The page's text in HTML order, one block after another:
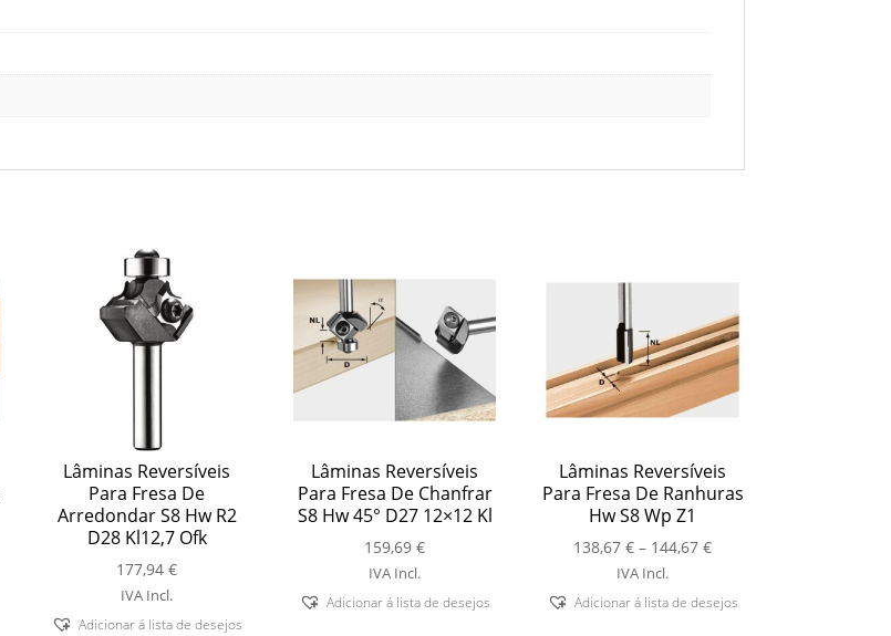
Lâminas Reversíveis
Para Fresa De
Arredondar S8 Hw R2
D28 Kl12,7 Ofk
177,94€
IVA Incl.
Adicionar á lista de desejos
Lâminas Reversíveis
Para Fresa De Chanfrar
S8 Hw 45° D27 12×12 Kl
159,69€
IVA Incl.
Adicionar á lista de desejos
Lâminas Reversíveis
Para Fresa De Ranhuras
Hw S8 Wp Z1
138,67€ – 144,67€Price
138,67 €
through
IVA Incl.
Adicionar á lista de desejos